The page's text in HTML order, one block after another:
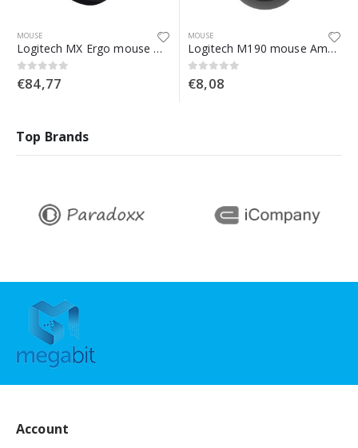
MOUSE
Logitech MX Ergo mouse Mano destra Wireless a RF + Bluetooth Trackball 440 DPI
0Su 5
€84,77
MOUSE
Logitech M190 mouse Ambidestro RF Wireless Ottico 1000 DPI
0Su 5
€8,08
Top Brands
Account